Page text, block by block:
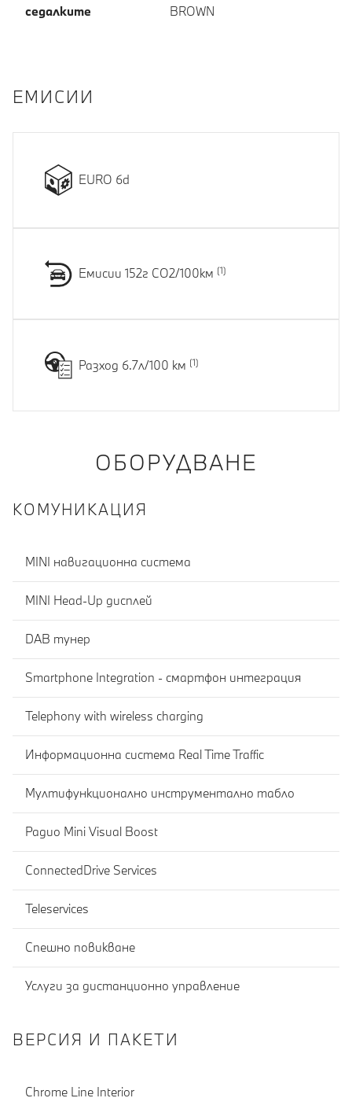
седалките
BROWN
EМИСИИ
EURO 6d
Емисии 152г CO2/100км
Разход 6.7л/100 км
ОБОРУДВАНЕ
КОМУНИКАЦИЯ
MINI навигационна система
MINI Head-Up дисплей
DAB тунер
Smartphone Integration - смартфон интеграция
Telephony with wireless charging
Информационна система Real Time Traffic
Мултифункционално инструментално табло
Радио Mini Visual Boost
ConnectedDrive Services
Teleservices
Спешно повикване
Услуги за дистанционно управление
ВЕРСИЯ И ПАКЕТИ
Chrome Line Interior